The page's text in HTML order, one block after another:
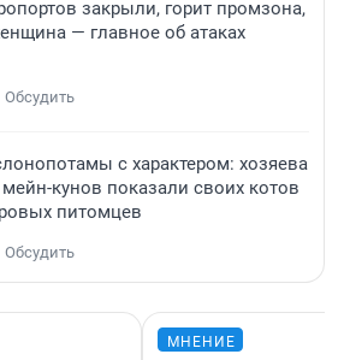
закрыли, горит промзона,
— главное об атаках
Обсудить
с характером: хозяева
кунов показали своих котов
питомцев
Обсудить
МНЕНИЕ